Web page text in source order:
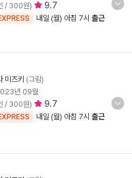
/ 300원) 9.7
내일 (월) 아침 7시 출근
미즈키 (그림)
년 09월
/ 300원) 9.7
내일 (월) 아침 7시 출근